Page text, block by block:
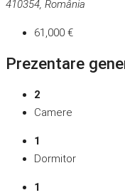
410354, România
61,000 €
Prezentare
2
Camere
1
Dormitor
1